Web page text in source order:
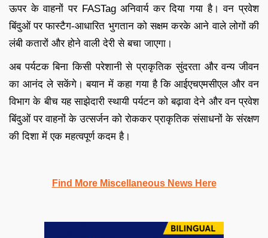
ऊपर के वाहनों पर FASTag अनिवार्य कर दिया गया है। वन प्रवेश
बिंदुओं पर फास्टैग-आधारित भुगतान को सक्षम करके आने वाले लोगों की
लंबी कतारों और होने वाली देरी से बचा जाएगा।
अब पर्यटक बिना किसी परेशानी से प्राकृतिक सुंदरता और वन्य जीवन
का आनंद ले सकेंगे। बयान में कहा गया है कि आईएचएमसीएल और वन
विभाग के बीच यह साझेदारी स्थायी पर्यटन को बढ़ावा देने और वन प्रवेश
बिंदुओं पर वाहनों के उत्सर्जन को रोककर प्राकृतिक संसाधनों के संरक्षण
की दिशा में एक महत्वपूर्ण कदम है।
Find More Miscellaneous News Here